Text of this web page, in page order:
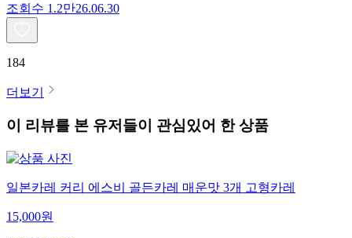
조회수 1.2만26.06.30
184
더보기
이 리뷰를 본 유저들이 관심있어 한 상품
일본카레 커리 에스비 골든카레 매운맛 3개 고형카레
15,000원